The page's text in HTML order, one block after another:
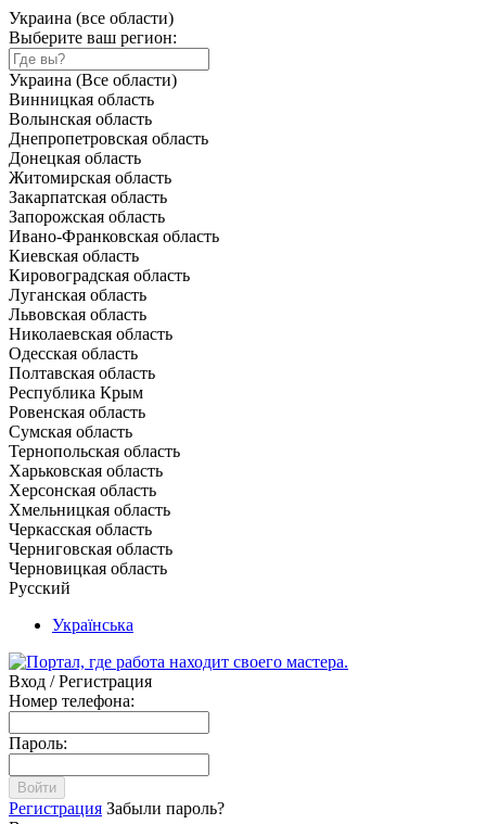
Украина (все области)
Выберите ваш регион:
Украина (Все области)
Винницкая область
Волынская область
Днепропетровская область
Донецкая область
Житомирская область
Закарпатская область
Запорожская область
Ивано-Франковская область
Киевская область
Кировоградская область
Луганская область
Львовская область
Николаевская область
Одесская область
Полтавская область
Республика Крым
Ровенская область
Сумская область
Тернопольская область
Харьковская область
Херсонская область
Хмельницкая область
Черкасская область
Черниговская область
Черновицкая область
Русский
Українська
Вход / Регистрация
Номер телефона:
Пароль:
Войти
Регистрация Забыли пароль?